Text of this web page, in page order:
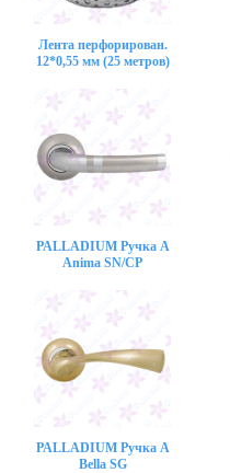
Лента перфорирован.
12*0,55 мм (25 метров)
PALLADIUM Ручка A
Anima SN/CP
PALLADIUM Ручка A
Bella SG